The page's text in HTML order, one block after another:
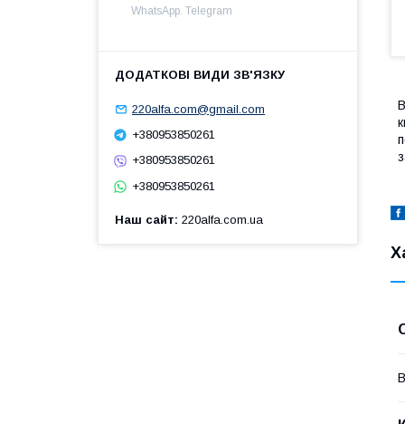
WhatsApp. Telegram
220alfa.com@gmail.com
+380953850261
+380953850261
+380953850261
Наш сайт 220alfa.com.ua